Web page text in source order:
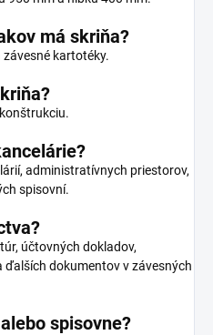
má skriňa?
kartotéky.
administratívnych priestorov,
spisovní.
účtovných dokladov,
dokumentov v závesných
spisovne?